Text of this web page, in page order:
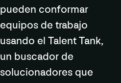
pueden conformar
equipos de trabajo
usando el
Talent Tank,
un buscador de
solucionadores que